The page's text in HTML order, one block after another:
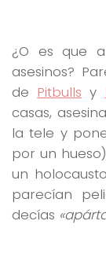
¿O es que
asesinos?
de Pitbulls y
casas,
la tele y
por un
un
parecían
decías